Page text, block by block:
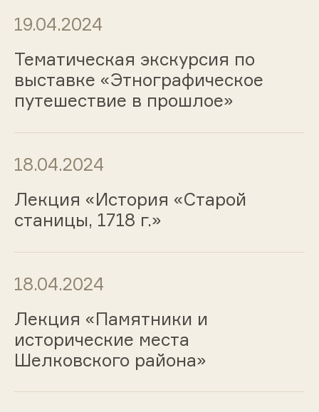
19.04.2024
Тематическая экскурсия по
выставке «Этнографическое
путешествие в прошлое»
18.04.2024
Лекция «История «Старой
станицы, 1718 г.»
18.04.2024
Лекция «Памятники и
исторические места
Шелковского района»